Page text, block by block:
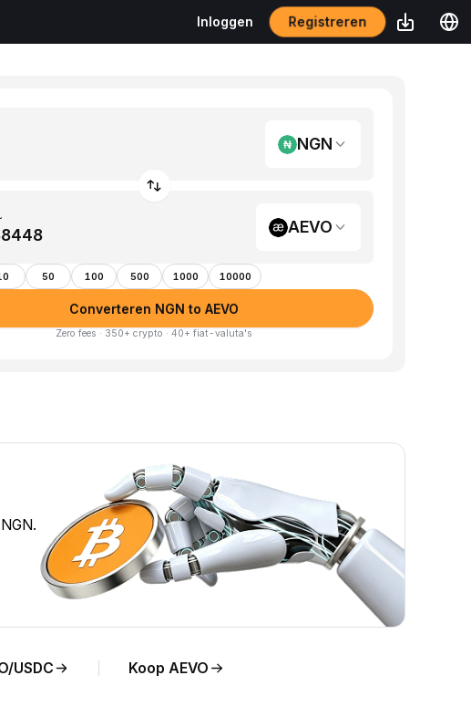
Inloggen Registreren
NGN
AEVO
50 100 500 1000 10000
Converteren NGN to AEVO
Zero fees · 350+ crypto · 40+ fiat-valuta's
USDC Koop AEVO